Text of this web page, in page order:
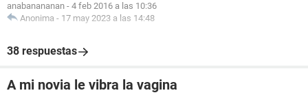
anabanananan - 4 feb 2016 a las 10:36
Anonima - 17 may 2023 a las 14:48
38 respuestas
A mi novia le vibra la vagina